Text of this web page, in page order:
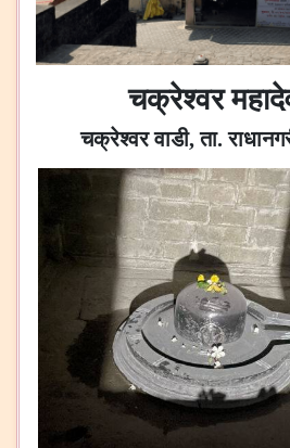
चक्रेश्वर
चक्रेश्वर वाडी, ता.